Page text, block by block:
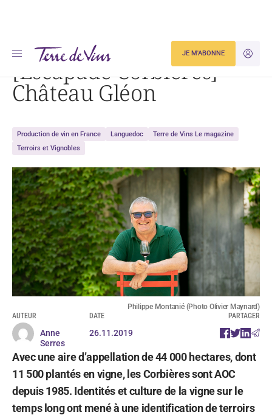
JE
JE M'ABONNE
Accueil [Escapade Corbières] Château Gléon
[Escapade Corbières]
Château Gléon
Production de vin en France Languedoc
Terre de Vins Le magazine
Terroirs et Vignobles
Philippe Montanié (Photo Olivier Maynard)
AUTEUR
Anne
Serres
DATE
26.11.2019
PARTAGER
Avec une aire d’appellation de 44 000 hectares, dont
11 500 plantés en vigne, les Corbières sont AOC
depuis 1985. Identités et culture de la vigne sur le
temps long ont mené à une identification de terroirs